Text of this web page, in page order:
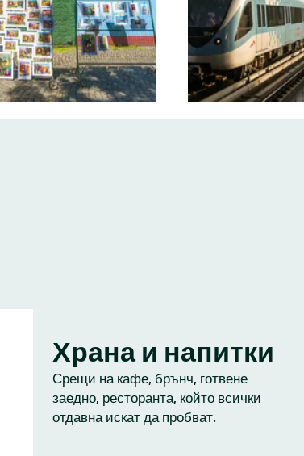
Храна и напитки
Срещи на кафе, брънч, готвене
заедно, ресторанта, който всички
отдавна искат да пробват.